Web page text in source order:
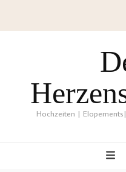
Hochzeiten |